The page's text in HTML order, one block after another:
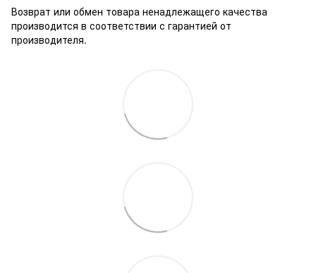
Возврат или обмен товара ненадлежащего качества
производится в соответствии с гарантией от
производителя.